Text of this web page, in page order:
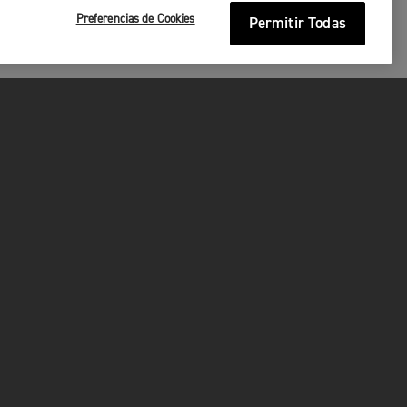
Preferencias de Cookies Permitir Todas